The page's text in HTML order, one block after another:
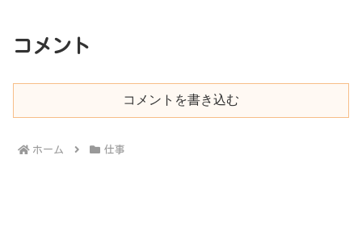
コメント
コメントを書き込む
ホーム 仕事